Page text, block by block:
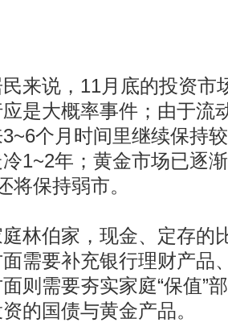
说，11月底的投资市
是大概率事件；由于流
个月时间里继续保持
1~2年；黄金市场已逐
将保持弱市。
伯家，现金、定存的
需要补充银行理财产品
则需要夯实家庭“保值”
的国债与黄金产品。